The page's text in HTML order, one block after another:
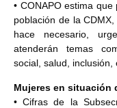
• CONAPO estima
población de la
hace necesario,
atenderán temas
social, salud, inclusión,
Mujeres en situación
• Cifras de la